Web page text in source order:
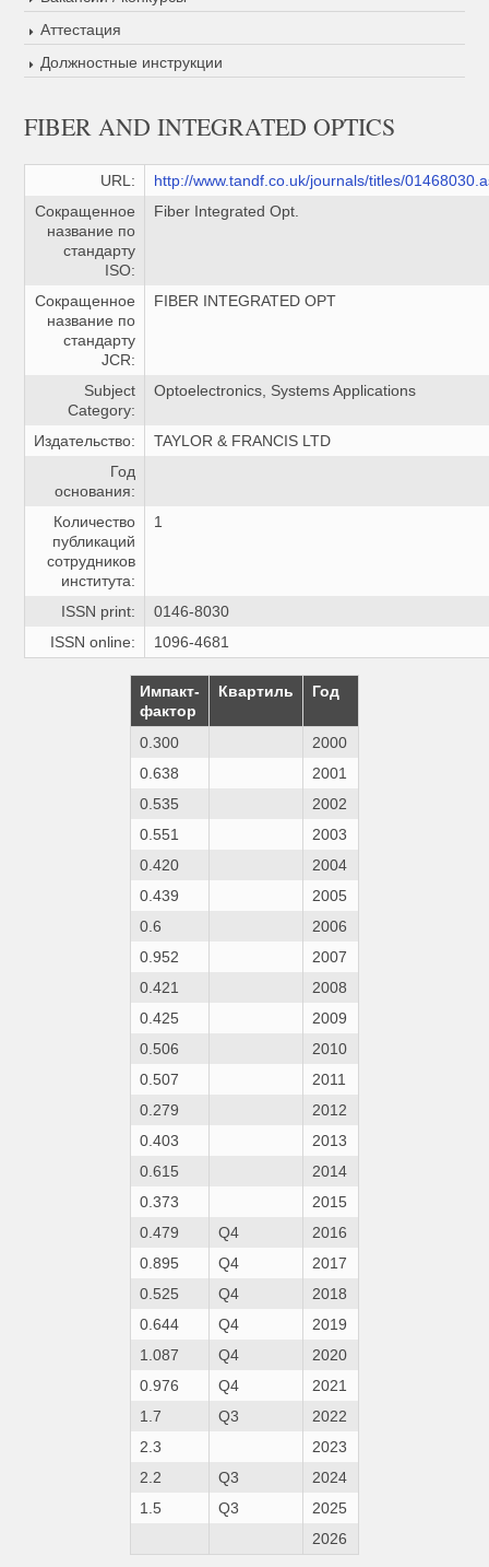
Аттестация
Должностные инструкции
FIBER AND INTEGRATED OPTICS
URL:
http://www.tandf.co.uk/journals/titles/
Сокращенное
название по
стандарту
ISO:
Fiber Integrated Opt.
Сокращенное
название по
стандарту
JCR:
FIBER INTEGRATED OPT
Subject
Category:
Optoelectronics, Systems Applications
Издательство:
TAYLOR & FRANCIS LTD
Год
основания:
Количество
публикаций
сотрудников
института:
1
ISSN print:
0146-8030
ISSN online:
1096-4681
Импакт-
фактор
Квартиль Год
0.300
2000
0.638
2001
0.535
2002
0.551
2003
0.420
2004
0.439
2005
0.6
2006
0.952
2007
0.421
2008
0.425
2009
0.506
2010
0.507
2011
0.279
2012
0.403
2013
0.615
2014
0.373
2015
0.479
Q4
2016
0.895
Q4
2017
0.525
Q4
2018
0.644
Q4
2019
1.087
Q4
2020
0.976
Q4
2021
1.7
Q3
2022
2.3
2023
2.2
Q3
2024
1.5
Q3
2025
2026